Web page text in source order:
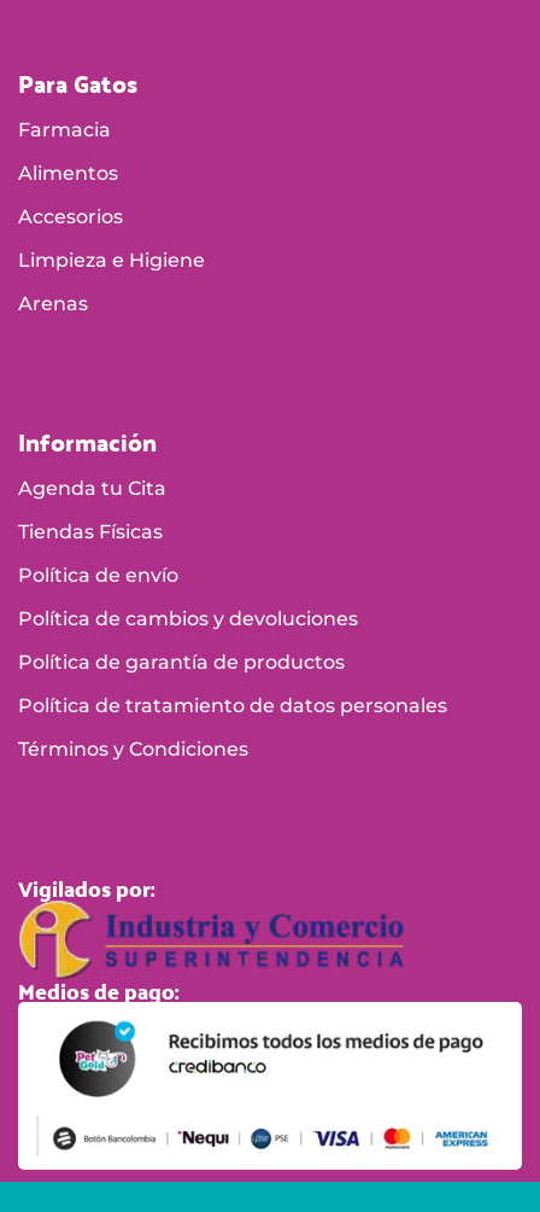
Para Gatos
Farmacia
Alimentos
Accesorios
Limpieza e Higiene
Arenas
Información
Agenda tu Cita
Tiendas Físicas
Política de envío
Política de cambios y devoluciones
Política de garantía de productos
Política de tratamiento de datos personales
Términos y Condiciones
Vigilados por:
Medios de pago: